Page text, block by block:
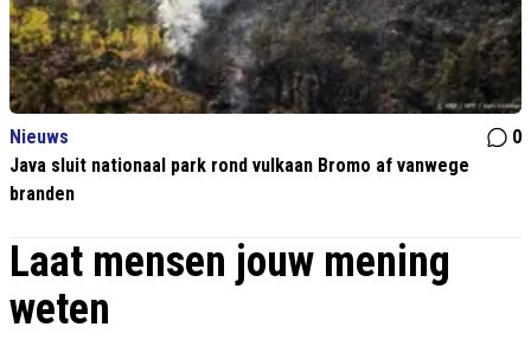
Nieuws
0
Java sluit nationaal park rond vulkaan Bromo af vanwege
branden
Laat mensen jouw mening
weten